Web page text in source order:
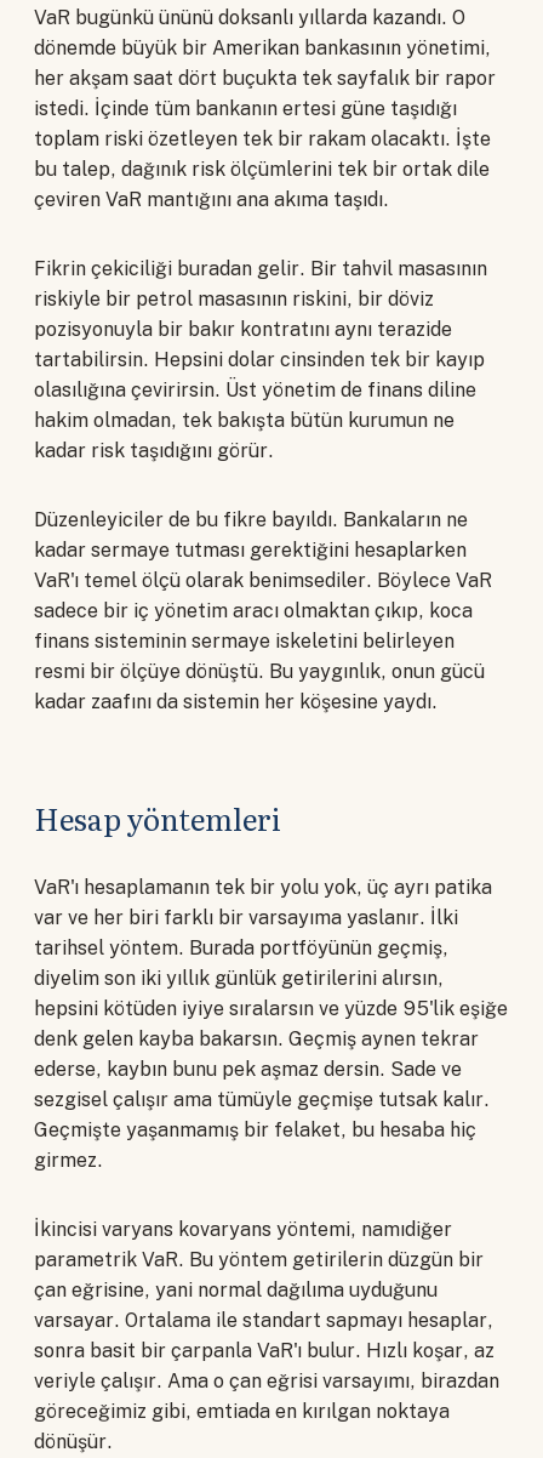
VaR bugünkü ününü doksanlı yıllarda kazandı. O
dönemde büyük bir Amerikan bankasının yönetimi,
her akşam saat dört buçukta tek sayfalık bir rapor
istedi. İçinde tüm bankanın ertesi güne taşıdığı
toplam riski özetleyen tek bir rakam olacaktı. İşte
bu talep, dağınık risk ölçümlerini tek bir ortak dile
çeviren VaR mantığını ana akıma taşıdı.
Fikrin çekiciliği buradan gelir. Bir tahvil masasının
riskiyle bir petrol masasının riskini, bir döviz
pozisyonuyla bir bakır kontratını aynı terazide
tartabilirsin. Hepsini dolar cinsinden tek bir kayıp
olasılığına çevirirsin. Üst yönetim de finans diline
hakim olmadan, tek bakışta bütün kurumun ne
kadar risk taşıdığını görür.
Düzenleyiciler de bu fikre bayıldı. Bankaların ne
kadar sermaye tutması gerektiğini hesaplarken
VaR'ı temel ölçü olarak benimsediler. Böylece VaR
sadece bir iç yönetim aracı olmaktan çıkıp, koca
finans sisteminin sermaye iskeletini belirleyen
resmi bir ölçüye dönüştü. Bu yaygınlık, onun gücü
kadar zaafını da sistemin her köşesine yaydı.
Hesap yöntemleri
VaR'ı hesaplamanın tek bir yolu yok, üç ayrı patika
var ve her biri farklı bir varsayıma yaslanır. İlki
tarihsel yöntem. Burada portföyünün geçmiş,
diyelim son iki yıllık günlük getirilerini alırsın,
hepsini kötüden iyiye sıralarsın ve yüzde 95'lik eşiğe
denk gelen kayba bakarsın. Geçmiş aynen tekrar
ederse, kaybın bunu pek aşmaz dersin. Sade ve
sezgisel çalışır ama tümüyle geçmişe tutsak kalır.
Geçmişte yaşanmamış bir felaket, bu hesaba hiç
girmez.
İkincisi varyans kovaryans yöntemi, namıdiğer
parametrik VaR. Bu yöntem getirilerin düzgün bir
çan eğrisine, yani normal dağılıma uyduğunu
varsayar. Ortalama ile standart sapmayı hesaplar,
sonra basit bir çarpanla VaR'ı bulur. Hızlı koşar, az
veriyle çalışır. Ama o çan eğrisi varsayımı, birazdan
göreceğimiz gibi, emtiada en kırılgan noktaya
dönüşür.